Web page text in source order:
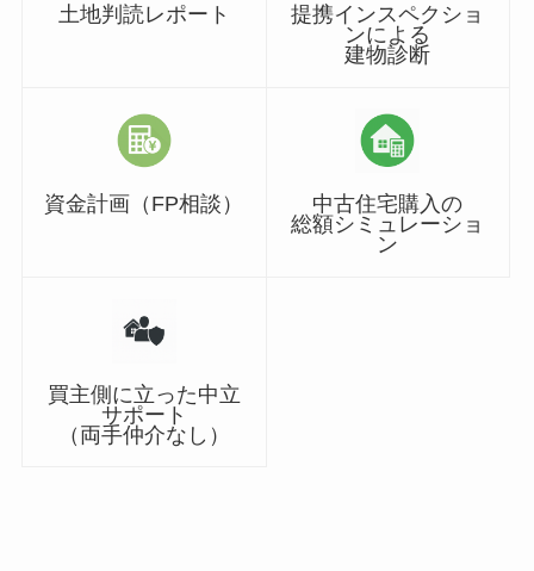
土地判読レポート
提携インスペクショ
ンによる
建物診断
資金計画（FP相談）
中古住宅購入の
総額シミュレーショ
ン
買主側に立った中立
サポート
（両手仲介なし）